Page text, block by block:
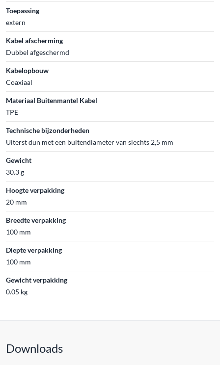
Toepassing
extern
Kabel afscherming
Dubbel afgeschermd
Kabelopbouw
Coaxiaal
Materiaal Buitenmantel Kabel
TPE
Technische bijzonderheden
Uiterst dun met een buitendiameter van slechts 2,5 mm
Gewicht
30.3 g
Hoogte verpakking
20 mm
Breedte verpakking
100 mm
Diepte verpakking
100 mm
Gewicht verpakking
0.05 kg
Downloads